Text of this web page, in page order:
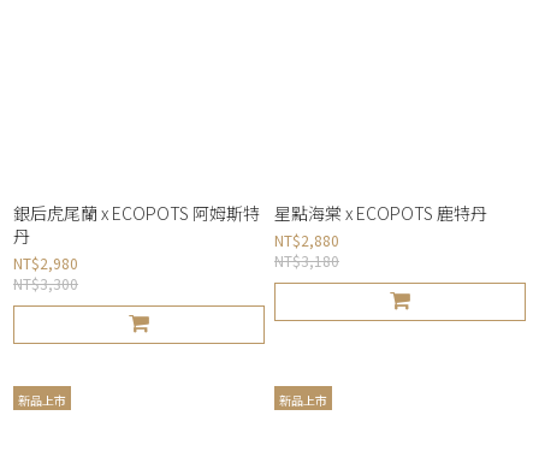
銀后虎尾蘭 x ECOPOTS 阿姆斯特
丹
NT$2,980
NT$3,300
星點海棠 x ECOPOTS 鹿特丹
NT$2,880
NT$3,180
新品上市 新品上市